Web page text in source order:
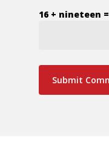
16 + nineteen =